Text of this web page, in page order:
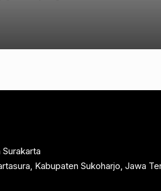
Kabupaten Sukoharjo, Jawa